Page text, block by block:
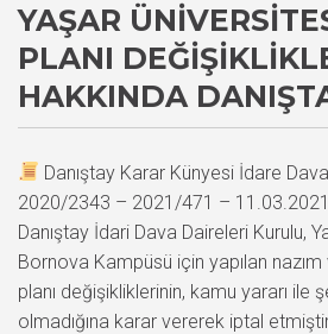
YAŞAR
PLANI
HAKKINDA
Danıştay Karar Künyesi İdare
2020/2343 – 2021/471 – 11.03.2021
Danıştay İdari Dava Daireleri Kurulu,
Bornova Kampüsü için yapılan
planı değişikliklerinin, kamu yararı ile
olmadığına karar vererek iptal